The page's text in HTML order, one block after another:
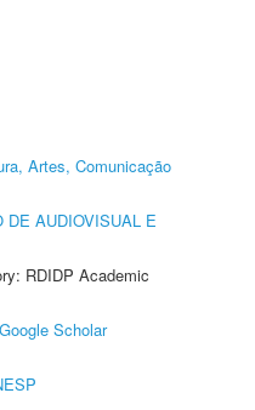
Artes, Comunicação
DE AUDIOVISUAL E
RDIDP Academic
Google Scholar